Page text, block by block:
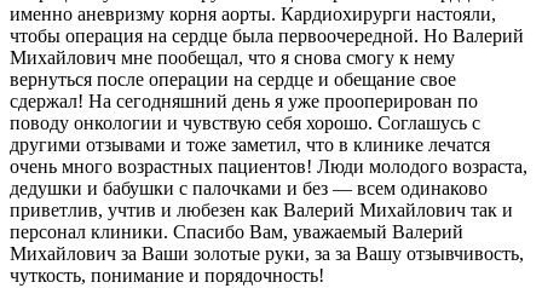
именно аневризму корня аорты. Кардиохирурги настояли,
чтобы операция на сердце была первоочередной. Но Валерий
Михайлович мне пообещал, что я снова смогу к нему
вернуться после операции на сердце и обещание свое
сдержал! На сегодняшний день я уже прооперирован по
поводу онкологии и чувствую себя хорошо. Соглашусь с
другими отзывами и тоже заметил, что в клинике лечатся
очень много возрастных пациентов! Люди молодого возраста,
дедушки и бабушки с палочками и без — всем одинаково
приветлив, учтив и любезен как Валерий Михайлович так и
персонал клиники. Спасибо Вам, уважаемый Валерий
Михайлович за Ваши золотые руки, за за Вашу отзывчивость,
чуткость, понимание и порядочность!